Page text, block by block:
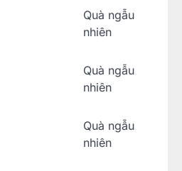
Quà ngẫu
nhiên
Quà ngẫu
nhiên
Quà ngẫu
nhiên